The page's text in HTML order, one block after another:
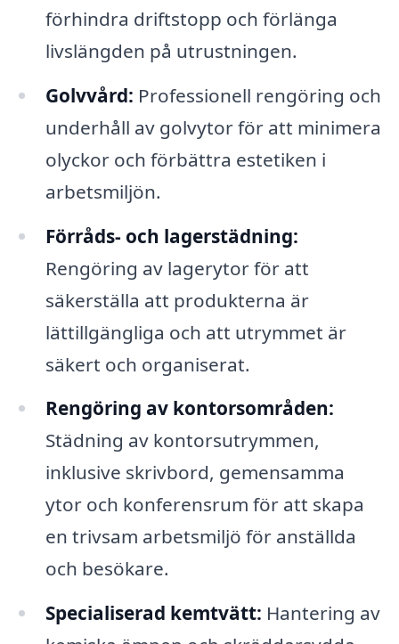
förhindra driftstopp och förlänga
livslängden på utrustningen.
Golvvård: Professionell rengöring och
underhåll av golvytor för att minimera
olyckor och förbättra estetiken i
arbetsmiljön.
Förråds- och lagerstädning:
Rengöring av lagerytor för att
säkerställa att produkterna är
lättillgängliga och att utrymmet är
säkert och organiserat.
Rengöring av kontorsområden:
Städning av kontorsutrymmen,
inklusive skrivbord, gemensamma
ytor och konferensrum för att skapa
en trivsam arbetsmiljö för anställda
och besökare.
Specialiserad kemtvätt: Hantering av